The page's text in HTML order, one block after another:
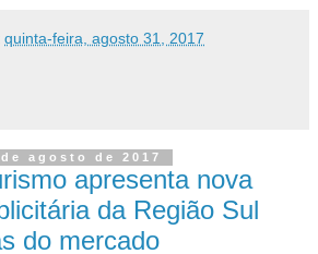
quinta-feira, agosto 31, 2017
agosto de 2017
apresenta nova
da Região Sul
do mercado